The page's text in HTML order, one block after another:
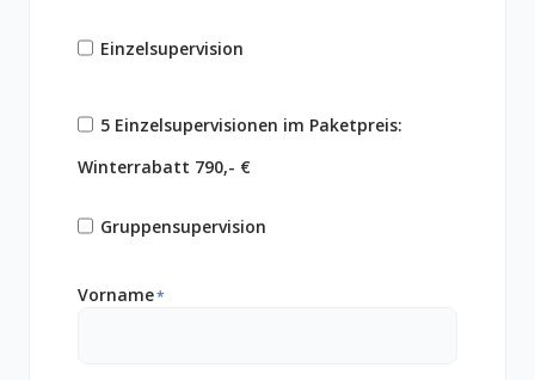
Einzelsupervision
5 Einzelsupervisionen im Paketpreis:
Winterrabatt 790,- €
Gruppensupervision
Vorname*